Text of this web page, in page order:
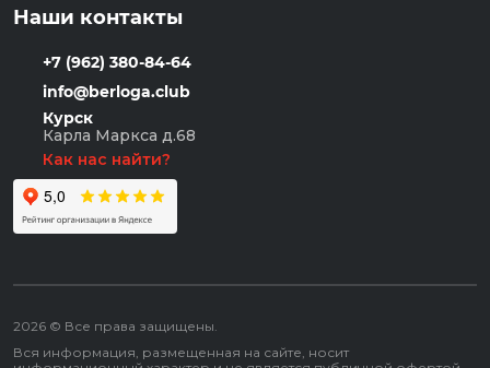
Наши контакты
+7 (962) 380-84-64
info@berloga.club
Курск
Карла Маркса д.68
Как нас найти?
2026 © Все права защищены.
Вся информация, размещенная на сайте, носит